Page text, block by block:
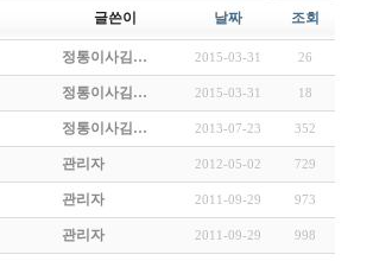
글쓴이 날짜 조회
정통이사김… 2015-03-31 26
정통이사김… 2015-03-31 18
정통이사김… 2013-07-23 352
관리자 2012-05-02 729
관리자 2011-09-29 973
관리자 2011-09-29 998